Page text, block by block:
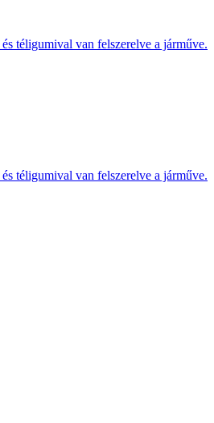
téligumival van felszerelve a járműve.
téligumival van felszerelve a járműve.